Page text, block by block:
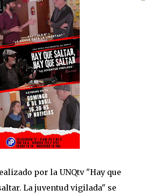
por la UNQtv "Hay que
La juventud vigilada" se